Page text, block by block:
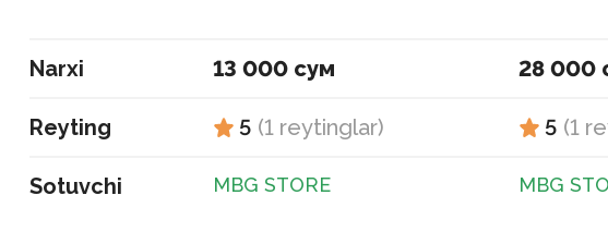
Narxi
Reyting
Sotuvchi
13 000 сум
5 (1 reytinglar)
MBG STORE
28 000
5 (1
MBG